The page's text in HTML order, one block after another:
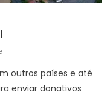
outros países e até
enviar donativos